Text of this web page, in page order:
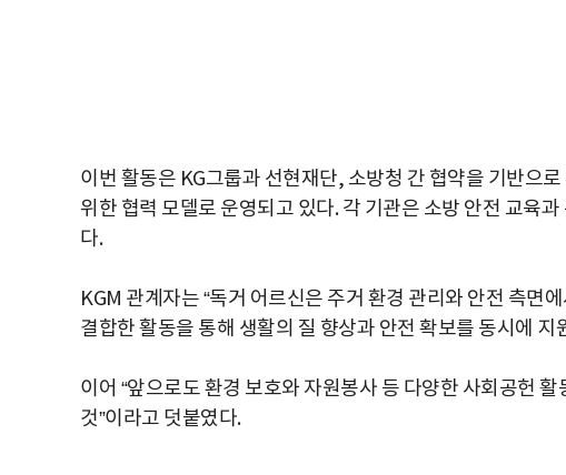
이번 활동은 KG그룹과 선현재단, 소방청 간 협약을 기반으
위한 협력 모델로 운영되고 있다. 각 기관은 소방 안전 교육
다.
KGM 관계자는 “독거 어르신은 주거 환경 관리와 안전 측면
결합한 활동을 통해 생활의 질 향상과 안전 확보를 동시에 지
이어 “앞으로도환경 보호와 자원봉사 등 다양한 사회공헌 활
것”이라고 덧붙였다.